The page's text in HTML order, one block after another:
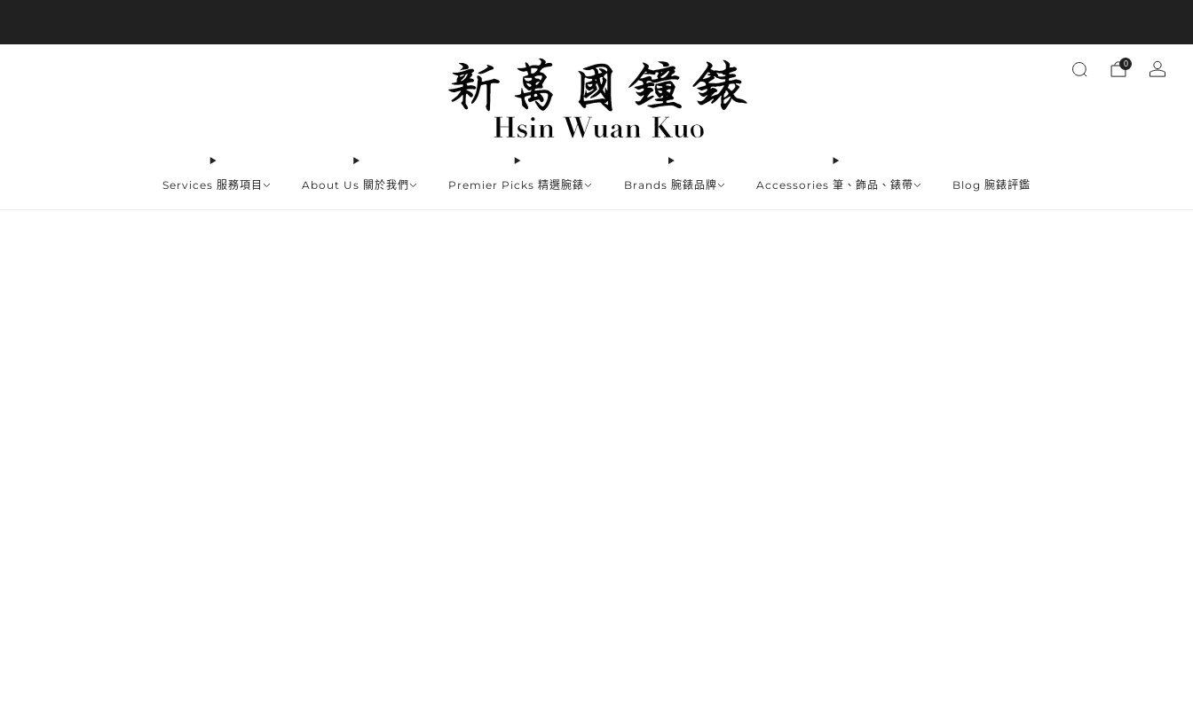
Services 服務項目 About Us 關於我們 Premier Picks 精選腕錶 Brands 腕錶品牌 Accessories 筆、飾品、錶帶 Blog 腕錶評鑑
0